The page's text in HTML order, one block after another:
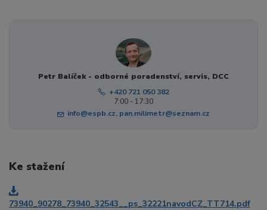
Petr Balíček - odborné poradenství, servis, DCC
+420 721 050 382
7:00 - 17:30
info@espb.cz, pan.milimetr@seznam.cz
Ke stažení
73940_90278_73940_32543__ps_32221navodCZ_TT714.pdf